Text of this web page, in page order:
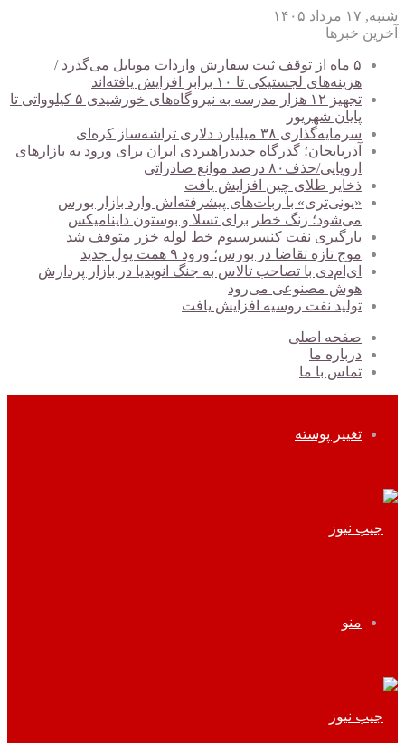
شنبه, ۱۷ مرداد ۱۴۰۵
آخرین خبرها
۵ ماه از توقف ثبت سفارش واردات موبایل می‌گذرد /
هزینه‌های لجستیکی تا ۱۰ برابر افزایش یافته‌اند
تجهیز ۱۲ هزار مدرسه به نیروگاه‌های خورشیدی ۵ کیلوواتی تا
پایان شهریور
سرمایه‌گذاری ۳۸ میلیارد دلاری تراشه‌ساز کره‌ای
آذربایجان؛ گذرگاه جدیدراهبردی ایران برای ورود به بازارهای
اروپایی/حذف۸۰ درصد موانع صادراتی
ذخایر طلای چین افزایش یافت
«یونی‌تری» با ربات‌های پیشرفته‌اش وارد بازار بورس
می‌شود؛ زنگ خطر برای تسلا و بوستون داینامیکس
بارگیری نفت کنسرسیوم خط لوله خزر متوقف شد
موج تازه تقاضا در بورس؛ ورود ۹ همت پول جدید
ای‌ام‌دی با تصاحب تالاس به جنگ انویدیا در بازار پردازش
هوش مصنوعی می‌رود
تولید نفت روسیه افزایش یافت
صفحه اصلی
درباره ما
تماس با ما
تغییر پوسته
منو